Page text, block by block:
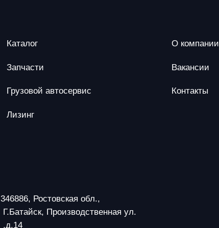
Каталог
Запчасти
Грузовой автосервис
Лизинг
О компании
Вакансии
Контакты
346886, Ростовская обл.,
Г.Батайск, Производственная ул.
,д.14